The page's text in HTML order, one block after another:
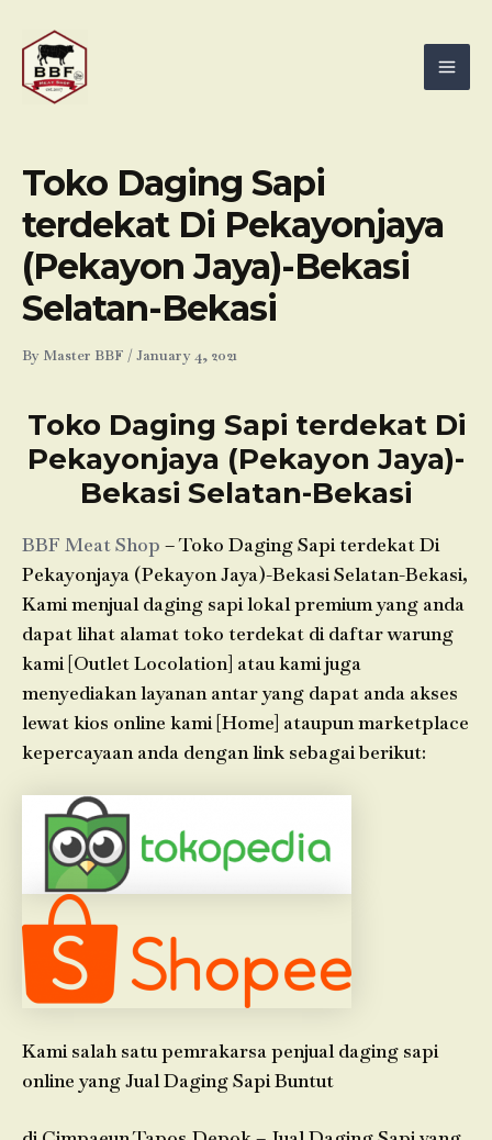
content
Toko Daging Sapi
terdekat Di Pekayonjaya
(Pekayon Jaya)-Bekasi
Selatan-Bekasi
By Master BBF /January 4, 2021
Toko Daging Sapi terdekat Di
Pekayonjaya (Pekayon Jaya)-
Bekasi Selatan-Bekasi
BBF Meat Shop – Toko Daging Sapi terdekat Di
Pekayonjaya (Pekayon Jaya)-Bekasi Selatan-Bekasi,
Kami menjual daging sapi lokal premium yang anda
dapat lihat alamat toko terdekat di daftar warung
kami [Outlet Locolation] atau kami juga
menyediakan layanan antar yang dapat anda akses
lewat kios online kami [Home] ataupun marketplace
kepercayaan anda dengan link sebagai berikut:
Kami salah satu pemrakarsa penjual daging sapi
online yang Jual Daging Sapi Buntut